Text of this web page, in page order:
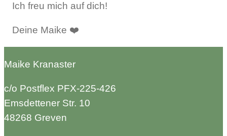
Ich freu mich auf dich!
Deine Maike ❤️
Maike Kranaster
c/o Postflex PFX-225-426
Emsdettener Str. 10
48268 Greven